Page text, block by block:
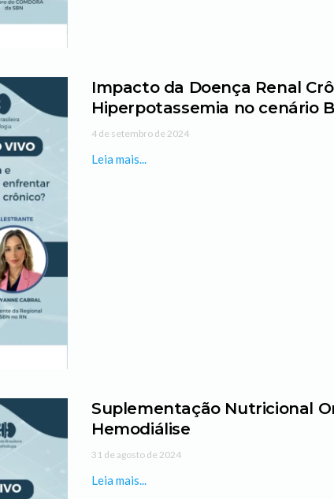
Impacto da Doença Renal
Hiperpotassemia no cenário
4 de setembro de 2024
Leia mais...
Suplementação Nutricional
Hemodiálise
31 de agosto de 2024
Leia mais...